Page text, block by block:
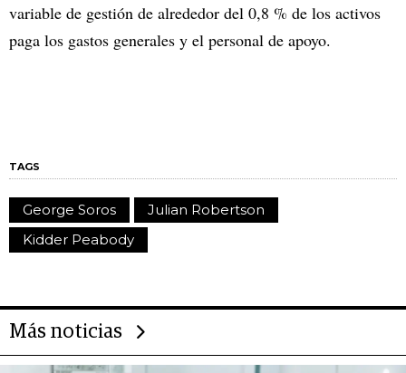
variable de gestión de alrededor del 0,8 % de los activos
paga los gastos generales y el personal de apoyo.
TAGS
George Soros
Julian Robertson
Kidder Peabody
Más noticias